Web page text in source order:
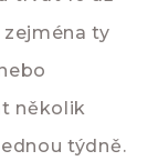
ty
několik
týdně.